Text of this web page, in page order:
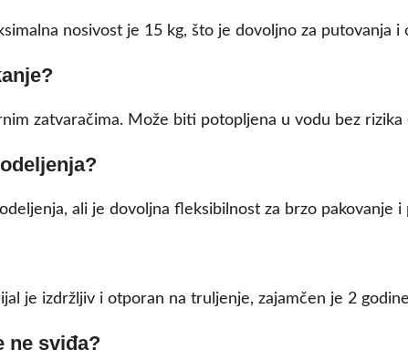
nosivost je 15 kg, što je dovoljno za putovanja
zatvaračima. Može biti potopljena u vodu bez rizika
ali je dovoljna fleksibilnost za brzo pakovanje
je izdržljiv i otporan na truljenje, zajamčen je 2
ne sviđa?